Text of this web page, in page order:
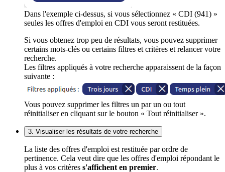
Dans l'exemple ci-dessus, si vous sélectionnez « CDI (941) »
seules les offres d'emploi en CDI vous seront restituées.
Si vous obtenez trop peu de résultats, vous pouvez supprimer
certains mots-clés ou certains filtres et critères et relancer votre
recherche.
Les filtres appliqués à votre recherche apparaissent de la façon
suivante :
Vous pouvez supprimer les filtres un par un ou tout
réinitialiser en cliquant sur le bouton « Tout réinitialiser ».
3. Visualiser les résultats de votre recherche
La liste des offres d'emploi est restituée par ordre de
pertinence. Cela veut dire que les offres d'emploi répondant le
plus à vos critères s'affichent en premier.